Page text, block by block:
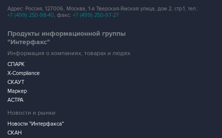
Адрес: Россия, 127006, Москва, 1-я Тверская-Ямская улица, дом 2, стр.1, тел.:
+7 (499) 250-98-40, факс: +7 (499) 250-97-27
Продукты информационной группы
"Интерфакс"
Информация о компаниях, товарах и людях
СПАРК
X-Compliance
СКАУТ
Маркер
АСТРА
Новости и рынки
Новости "Интерфакса"
СКАН